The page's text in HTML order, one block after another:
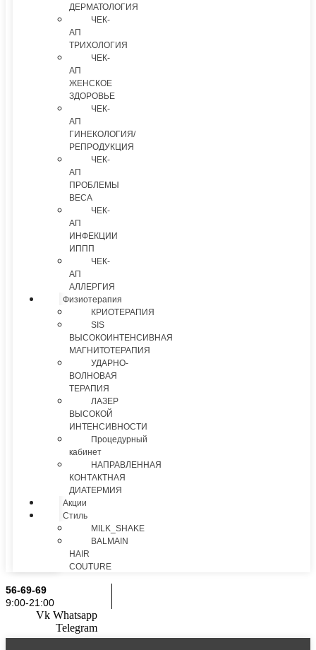
ДЕРМАТОЛОГИЯ
ЧЕК-
АП
ТРИХОЛОГИЯ
ЧЕК-
АП
ЖЕНСКОЕ
ЗДОРОВЬЕ
ЧЕК-
АП
ГИНЕКОЛОГИЯ/
РЕПРОДУКЦИЯ
ЧЕК-
АП
ПРОБЛЕМЫ
ВЕСА
ЧЕК-
АП
ИНФЕКЦИИ
ИППП
ЧЕК-
АП
АЛЛЕРГИЯ
Физиотерапия
КРИОТЕРАПИЯ
SIS
ВЫСОКОИНТЕНСИВНАЯ
МАГНИТОТЕРАПИЯ
УДАРНО-
ВОЛНОВАЯ
ТЕРАПИЯ
ЛАЗЕР
ВЫСОКОЙ
ИНТЕНСИВНОСТИ
Процедурный
кабинет
НАПРАВЛЕННАЯ
КОНТАКТНАЯ
ДИАТЕРМИЯ
Акции
Стиль
MILK_SHAKE
BALMAIN
HAIR
COUTURE
56-69-69
9:00-21:00
Vk Whatsapp
Telegram